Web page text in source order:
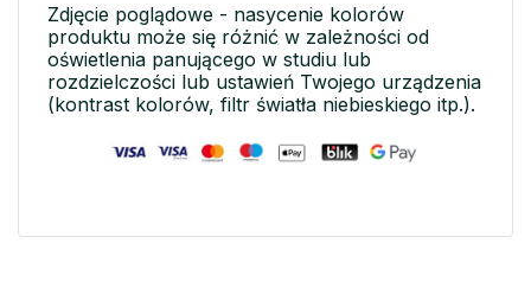
Zdjęcie poglądowe - nasycenie kolorów
produktu może się różnić w zależności od
oświetlenia panującego w studiu lub
rozdzielczości lub ustawień Twojego urządzenia
(kontrast kolorów, filtr światła niebieskiego itp.).